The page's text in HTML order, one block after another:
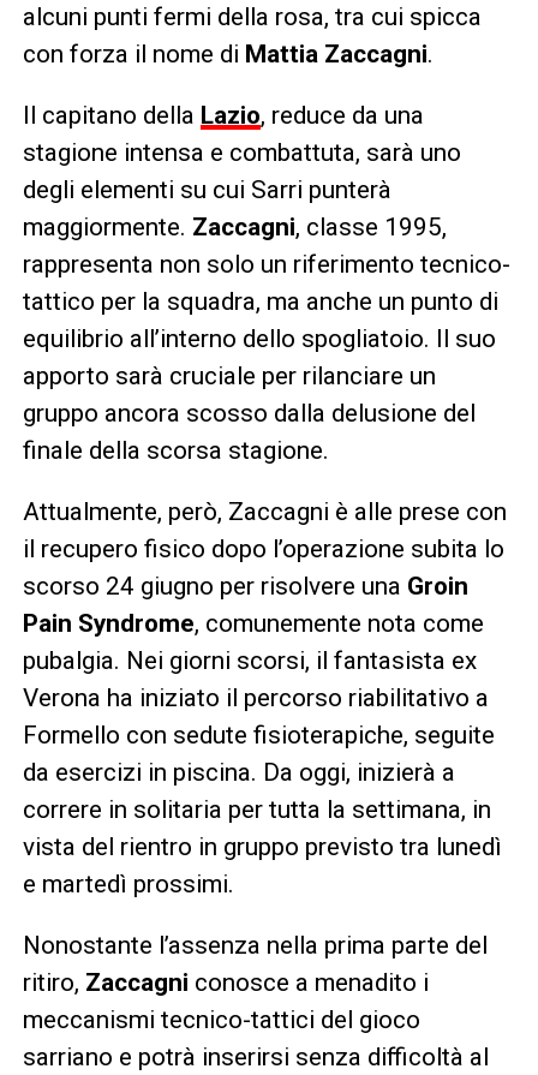
alcuni punti fermi della rosa, tra cui spicca
con forza il nome di Mattia Zaccagni.
Il capitano della Lazio, reduce da una
stagione intensa e combattuta, sarà uno
degli elementi su cui Sarri punterà
maggiormente. Zaccagni, classe 1995,
rappresenta non solo un riferimento tecnico-
tattico per la squadra, ma anche un punto di
equilibrio all’interno dello spogliatoio. Il suo
apporto sarà cruciale per rilanciare un
gruppo ancora scosso dalla delusione del
finale della scorsa stagione.
Attualmente, però, Zaccagni è alle prese con
il recupero fisico dopo l’operazione subita lo
scorso 24 giugno per risolvere una Groin
Pain Syndrome, comunemente nota come
pubalgia. Nei giorni scorsi, il fantasista ex
Verona ha iniziato il percorso riabilitativo a
Formello con sedute fisioterapiche, seguite
da esercizi in piscina. Da oggi, inizierà a
correre in solitaria per tutta la settimana, in
vista del rientro in gruppo previsto tra lunedì
e martedì prossimi.
Nonostante l’assenza nella prima parte del
ritiro, Zaccagni conosce a menadito i
meccanismi tecnico-tattici del gioco
sarriano e potrà inserirsi senza difficoltà al